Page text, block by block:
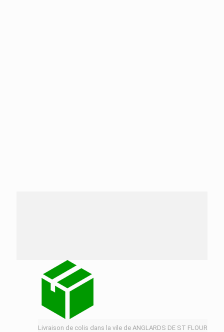
Livraison de colis dans la vile de ANGLARDS DE ST FLOUR